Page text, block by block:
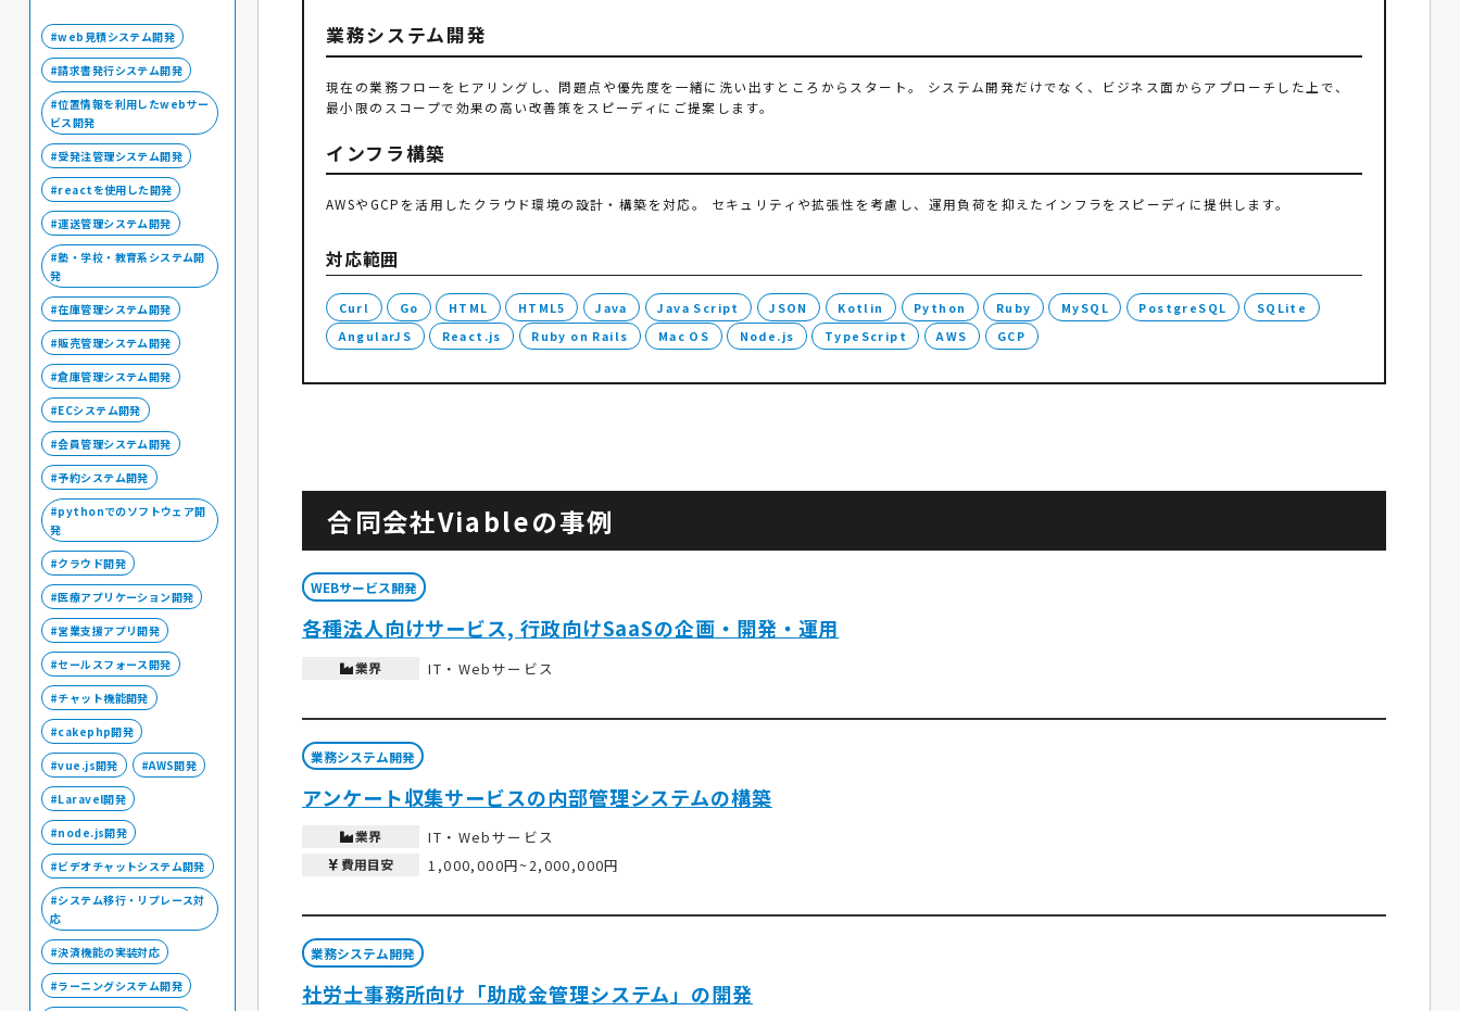
web見積システム開発
請求書発行システム開発
位置情報を利用したwebサー
ビス開発
受発注管理システム開発
reactを使用した開発
運送管理システム開発
塾・学校・教育系システム開
発
在庫管理システム開発
販売管理システム開発
倉庫管理システム開発
ECシステム開発
会員管理システム開発
予約システム開発
pythonでのソフトウェア開
発
クラウド開発
医療アプリケーション開発
営業支援アプリ開発
セールスフォース開発
チャット機能開発
cakephp開発
vue.js開発 AWS開発
Laravel開発
node.js開発
ビデオチャットシステム開発
システム移行・リプレース対
応
決済機能の実装対応
ラーニングシステム開発
業務システム開発
現在の業務フローをヒアリングし、問題点や優先度を一緒に洗い出すところからスタート。 システム開発だけでなく、ビジネス面からアプローチした上で、
最小限のスコープで効果の高い改善策をスピーディにご提案します。
インフラ構築
AWSやGCPを活用したクラウド環境の設計・構築を対応。 セキュリティや拡張性を考慮し、運用負荷を抑えたインフラをスピーディに提供します。
対応範囲
Curl Go HTML HTML5 Java Java Script JSON Kotlin Python Ruby MySQL PostgreSQL
SQLite
AngularJS
React.js Ruby on Rails Mac OS Node.js TypeScript AWS GCP
合同会社Viableの事例
WEBサービス開発
各種法人向けサービス, 行政向けSaaSの企画・開発・運用
業界 IT・Webサービス
業務システム開発
アンケート収集サービスの内部管理システムの構築
業界 IT・Webサービス
費用目安 1,000,000円~2,000,000円
業務システム開発
社労士事務所向け「助成金管理システム」の開発